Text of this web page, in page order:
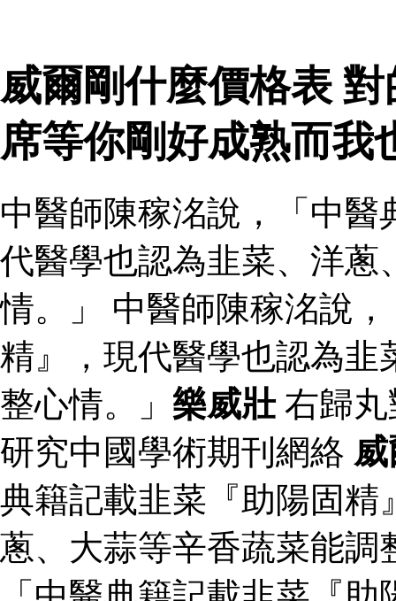
威爾剛什麼價格表
席等你剛好成熟而我
中醫師陳稼洺說，「中
代醫學也認為韭菜、洋蔥
情。」 中醫師陳稼洺說
精』，現代醫學也認為韭
整心情。」 樂威壯右歸丸
研究中國學術期刊網絡
典籍記載韭菜『助陽固精
蔥、大蒜等辛香蔬菜能調